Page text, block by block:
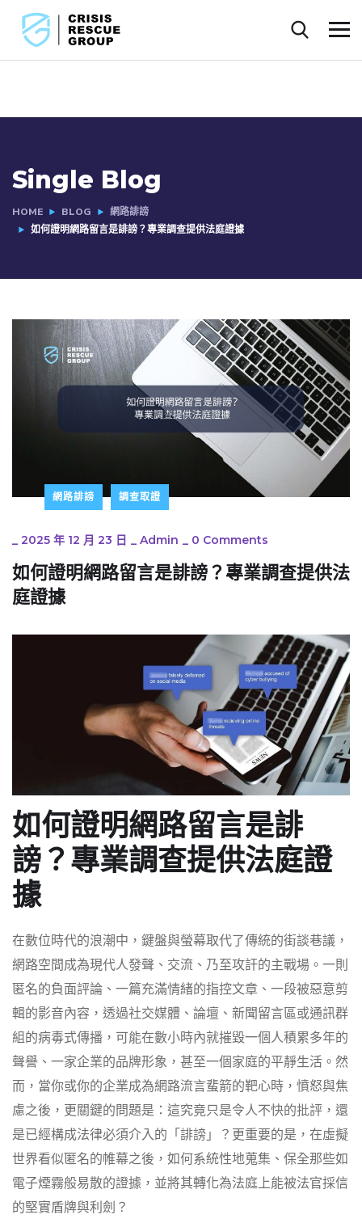
Single Blog
HOME BLOG
網路誹謗
如何證明網路留言是誹謗？專業調查提供法庭證據
網路誹謗 調查取證
_ 2025 年 12 月 23 日 _ Admin _ 0 Comments
如何證明網路留言是誹謗？專業調查提供法
庭證據
如何證明網路留言是誹
謗？專業調查提供法庭證
據
在數位時代的浪潮中，鍵盤與螢幕取代了傳統的街談巷議，
網路空間成為現代人發聲、交流、乃至攻訐的主戰場。一則
匿名的負面評論、一篇充滿情緒的指控文章、一段被惡意剪
輯的影音內容，透過社交媒體、論壇、新聞留言區或通訊群
組的病毒式傳播，可能在數小時內就摧毀一個人積累多年的
聲譽、一家企業的品牌形象，甚至一個家庭的平靜生活。然
而，當你或你的企業成為網路流言蜚箭的靶心時，憤怒與焦
慮之後，更關鍵的問題是：這究竟只是令人不快的批評，還
是已經構成法律必須介入的「誹謗」？更重要的是，在虛擬
世界看似匿名的帷幕之後，如何系統性地蒐集、保全那些如
電子煙霧般易散的證據，並將其轉化為法庭上能被法官採信
的堅實盾牌與利劍？